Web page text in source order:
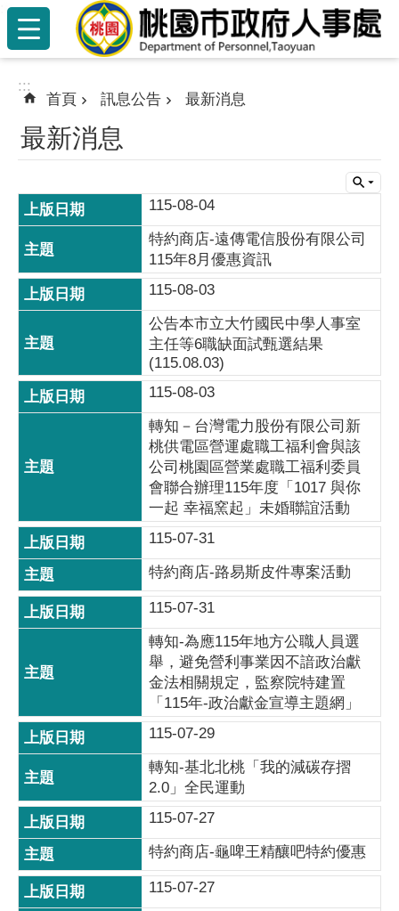
跳到主要內容區塊
:::
:::
首頁 訊息公告 最新消息
最新消息
115-08-04
特約商店-遠傳電信股份有限公司
115年8月優惠資訊
115-08-03
公告本市立大竹國民中學人事室
主任等6職缺面試甄選結果
(115.08.03)
115-08-03
轉知－台灣電力股份有限公司新
桃供電區營運處職工福利會與該
公司桃園區營業處職工福利委員
會聯合辦理115年度「1017 與你
一起 幸福窯起」未婚聯誼活動
115-07-31
特約商店-路易斯皮件專案活動
115-07-31
轉知-為應115年地方公職人員選
舉，避免營利事業因不諳政治獻
金法相關規定，監察院特建置
「115年-政治獻金宣導主題網」
115-07-29
轉知-基北北桃「我的減碳存摺
2.0」全民運動
115-07-27
特約商店-龜啤王精釀吧特約優惠
115-07-27